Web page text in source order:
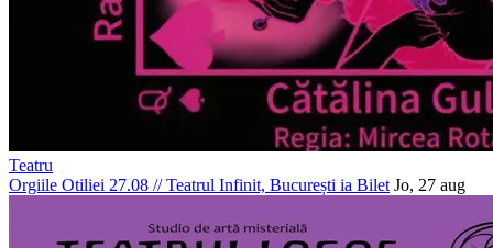
Teatru
Orgiile Otiliei 27.08 //Teatrul Infinit, București ia Bilet Jo, 27 aug